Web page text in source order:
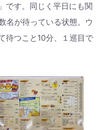
です。同じく平日にも関
名が待っている状態。ウ
待つこと10分、１巡目で